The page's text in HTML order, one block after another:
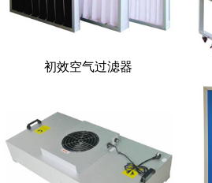
初效空气过滤器